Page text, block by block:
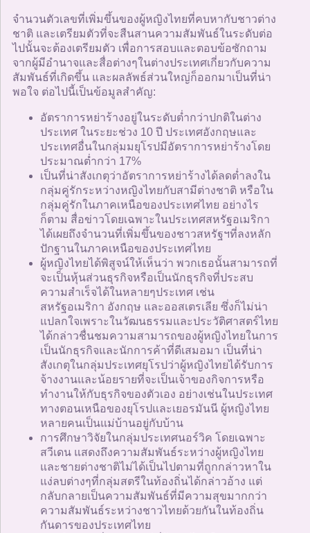
จำนวนตัวเลขที่เพิ่มขึ้นของผู้หญิงไทยที่คบหากับชาวต่าง
ชาติ และเตรียมตัวที่จะสืนสานความสัมพันธ์ในระดับต่อ
ไปนั้นจะต้องเตรียมตัว เพื่อการสอบและตอบข้อซักถาม
จากผู้มีอำนาจและสื่อต่างๆในต่างประเทศเกี่ยวกับความ
สัมพันธ์ที่เกิดขึ้น และผลลัพธ์ส่วนใหญ่ก็ออกมาเป็นที่น่า
พอใจ ต่อไปนี้เป็นข้อมูลสำคัญ:
อัตราการหย่าร้างอยู่ในระดับต่ำกว่าปกติในต่าง
ประเทศ ในระยะช่วง 10 ปี ประเทศอังกฤษและ
ประเทศอื่นในกลุ่มมยุโรปมีอัตราการหย่าร้างโดย
ประมาณต่ำกว่า 17%
เป็นที่น่าสังเกตุว่าอัตราการหย่าร้างได้ลดต่ำลงใน
กลุ่มคู่รักระหว่างหญิงไทยกับสามีต่างชาติ หรือใน
กลุ่มคู่รักในภาคเหนือของประเทศไทย อย่างไร
ก็ตาม สื่อข่าวโดยเฉพาะในประเทศสหรัฐอเมริกา
ได้เผยถึงจำนวนที่เพิ่มขึ้นของชาวสหรัฐฯที่ลงหลัก
ปักฐานในภาคเหนือของประเทศไทย
ผู้หญิงไทยได้พิสูจน์ให้เห็นว่า พวกเธอนั้นสามารถที่
จะเป็นหุ้นส่วนธุรกิจหรือเป็นนักธุรกิจที่ประสบ
ความสำเร็จได้ในหลายๆประเทศ เช่น
สหรัฐอเมริกา อังกฤษ และออสเตรเลีย ซึ่งก็ไม่น่า
แปลกใจเพราะในวัฒนธรรมและประวัติศาสตร์ไทย
ได้กล่าวชื่นชมความสามารถของผู้หญิงไทยในการ
เป็นนักธุรกิจและนักการค้าที่ดีเสมอมา เป็นที่น่า
สังเกตุในกลุ่มประเทศยุโรปว่าผู้หญิงไทยได้รับการ
จ้างงานและน้อยรายที่จะเป็นเจ้าของกิจการหรือ
ทำงานให้กับธุรกิจของตัวเอง อย่างเช่นในประเทศ
ทางตอนเหนือของยุโรปและเยอรมันนี ผู้หญิงไทย
หลายคนเป็นแม่บ้านอยู่กับบ้าน
การศึกษาวิจัยในกลุ่มประเทศนอร์วิค โดยเฉพาะ
สวีเดน แสดงถึงความสัมพันธ์ระหว่างผู้หญิงไทย
และชายต่างชาติไม่ได้เป็นไปตามที่ถูกกล่าวหาใน
แง่ลบต่างๆที่กลุ่มสตรีในท้องถิ่นได้กล่าวอ้าง แต่
กลับกลายเป็นความสัมพันธ์ที่มีความสุขมากกว่า
ความสัมพันธ์ระหว่างชาวไทยด้วยกันในท้องถิ่น
กันดารของประเทศไทย